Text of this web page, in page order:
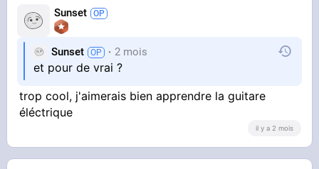
Sunset
Sunset 2 mois
et pour de vrai ?
trop cool, j'aimerais bien apprendre la guitare
éléctrique
il y a 2 mois